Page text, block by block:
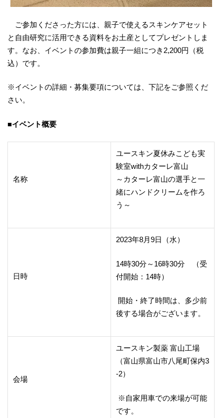
ご参加くださった方には、親子で使えるスキンケアセット
と自由研究に活用できる資料をお土産としてプレゼントしま
す。なお、イベントの参加費は親子一組につき2,200円（税
込）です。
※イベントの詳細・募集要項については、下記をご参照くだ
さい。
■イベント概要
名称
ユースキン夏休みこども実
験室withカターレ富山
～カターレ富山の選手と一
緒にハンドクリームを作ろ
う～
日時
2023年8月9日（水）
14時30分～16時30分 （受
付開始：14時）
開始・終了時間は、多少前
後する場合がございます。
会場
ユースキン製薬 富山工場
（富山県富山市八尾町保内3
-2）
※自家用車での来場が可能
です。